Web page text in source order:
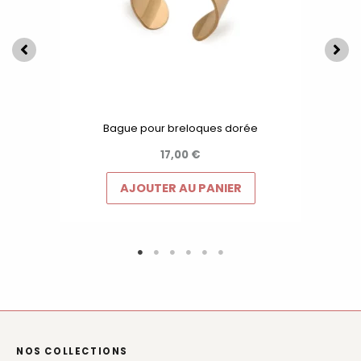
Bague pour breloques dorée
17,00 €
AJOUTER AU PANIER
NOS COLLECTIONS